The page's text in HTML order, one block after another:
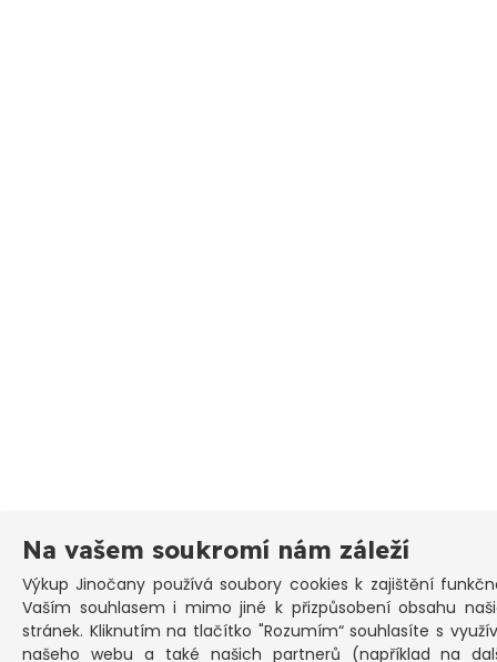
Na vašem soukromí nám záleží
Výkup Jinočany používá soubory cookies k zajištění
Vaším souhlasem i mimo jiné k přizpůsobení obsahu
stránek. Kliknutím na tlačítko "Rozumím“ souhlasíte s
našeho webu a také našich partnerů (například na